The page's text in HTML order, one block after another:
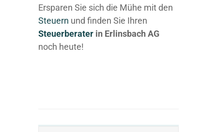
Ersparen Sie sich die Mühe mit den
Steuern und finden Sie Ihren
Steuerberater in Erlinsbach AG
noch heute!